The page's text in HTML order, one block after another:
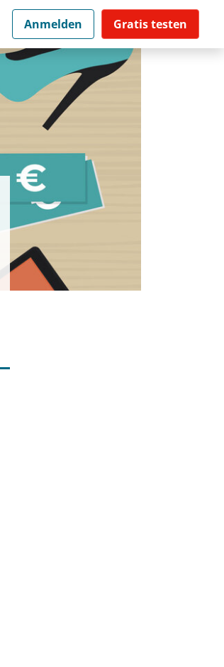
Anmelden Gratis testen